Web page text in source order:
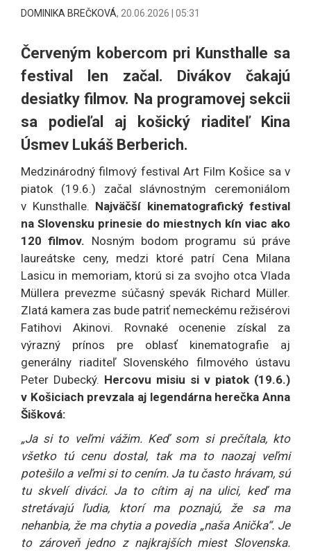
DOMINIKA BREČKOVÁ, 20.06.2026 | 05:31
Červeným kobercom pri Kunsthalle sa
festival len začal. Divákov čakajú
desiatky filmov. Na programovej sekcii
sa podieľal aj košický riaditeľ Kina
Úsmev Lukáš Berberich.
Medzinárodný filmový festival Art Film Košice sa v
piatok (19.6.)
začal slávnostným ceremoniálom
v Kunsthalle. Najväčší kinematografický festival
na Slovensku prinesie do miestnych kín viac ako
120 filmov. Nosným bodom programu sú práve
laureátske ceny, medzi ktoré patrí Cena Milana
Lasicu in memoriam, ktorú si za svojho otca Vlada
Müllera prevezme súčasný spevák Richard Müller.
Zlatá kamera zas bude patriť nemeckému režisérovi
Fatihovi Akinovi. Rovnaké ocenenie získal za
výrazný prínos pre oblasť kinematografie aj
generálny riaditeľ Slovenského filmového ústavu
Peter Dubecký. Hercovu misiu si v piatok (19.6.)
v Košiciach prevzala aj legendárna herečka Anna
Šišková:
„Ja si to veľmi vážim. Keď som si prečítala, kto
všetko tú cenu dostal, tak ma to naozaj veľmi
potešilo a veľmi si to cením. Ja tu často hrávam, sú
tu skvelí diváci. Ja to cítim aj na ulici, keď ma
stretávajú ľudia, ktorí ma poznajú, že sa ma
nehanbia, že ma chytia a povedia „naša Anička“. Je
to zároveň jedno z najkrajších miest Slovenska.